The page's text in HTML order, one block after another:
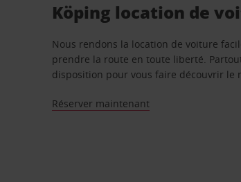
Köping location de
Nous rendons la location de voiture
prendre la route en toute liberté.
disposition pour vous faire découvrir le
Réserver maintenant